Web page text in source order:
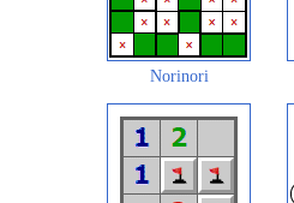
Norinori